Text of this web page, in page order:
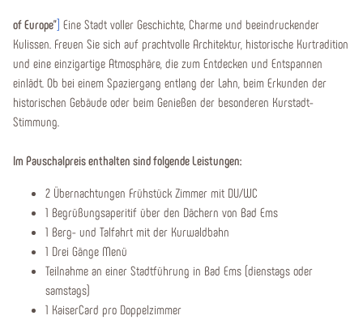
of Europe"] Eine Stadt voller Geschichte, Charme und beeindruckender
Kulissen. Freuen Sie sich auf prachtvolle Architektur, historische Kurtradition
und eine einzigartige Atmosphäre, die zum Entdecken und Entspannen
einlädt. Ob bei einem Spaziergang entlang der Lahn, beim Erkunden der
historischen Gebäude oder beim Genießen der besonderen Kurstadt-
Stimmung.
Im Pauschalpreis enthalten sind folgende Leistungen:
2 Übernachtungen Frühstück Zimmer mit DU/WC
1 Begrüßungsaperitif über den Dächern von Bad Ems
1 Berg- und Talfahrt mit der Kurwaldbahn
1 Drei Gänge Menü
Teilnahme an einer Stadtführung in Bad Ems (dienstags oder
samstags)
1 KaiserCard pro Doppelzimmer